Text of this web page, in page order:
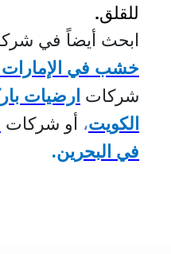
للقلق.
ابحث أيضاً في
خشب في
شركات ارضيات
الكويت، أو شركات
في البحرين.